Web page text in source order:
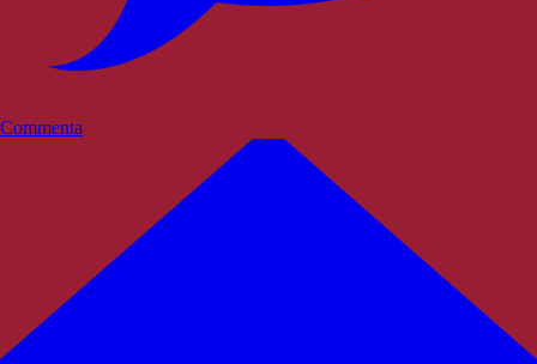
Commenta